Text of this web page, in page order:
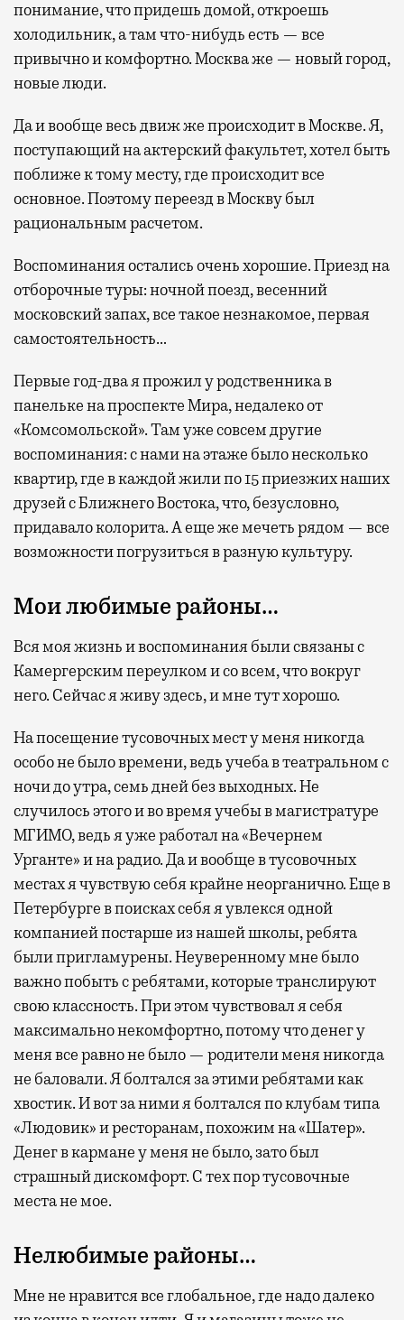
понимание, что придешь домой, откроешь
холодильник, а там что-нибудь есть — все
привычно и комфортно. Москва же — новый город,
новые люди.
Да и вообще весь движ же происходит в Москве. Я,
поступающий на актерский факультет, хотел быть
поближе к тому месту, где происходит все
основное. Поэтому переезд в Москву был
рациональным расчетом.
Воспоминания остались очень хорошие. Приезд на
отборочные туры: ночной поезд, весенний
московский запах, все такое незнакомое, первая
самостоятельность…
Первые год-два я прожил у родственника в
панельке на проспекте Мира, недалеко от
«Комсомольской». Там уже совсем другие
воспоминания: с нами на этаже было несколько
квартир, где в каждой жили по 15 приезжих наших
друзей с Ближнего Востока, что, безусловно,
придавало колорита. А еще же мечеть рядом — все
возможности погрузиться в разную культуру.
Мои любимые районы…
Вся моя жизнь и воспоминания были связаны с
Камергерским переулком и со всем, что вокруг
него. Сейчас я живу здесь, и мне тут хорошо.
На посещение тусовочных мест у меня никогда
особо не было времени, ведь учеба в театральном с
ночи до утра, семь дней без выходных. Не
случилось этого и во время учебы в магистратуре
МГИМО, ведь я уже работал на «Вечернем
Урганте» и на радио. Да и вообще в тусовочных
местах я чувствую себя крайне неорганично. Еще в
Петербурге в поисках себя я увлекся одной
компанией постарше из нашей школы, ребята
были пригламурены. Неуверенному мне было
важно побыть с ребятами, которые транслируют
свою классность. При этом чувствовал я себя
максимально некомфортно, потому что денег у
меня все равно не было — родители меня никогда
не баловали. Я болтался за этими ребятами как
хвостик. И вот за ними я болтался по клубам типа
«Людовик» и ресторанам, похожим на «Шатер».
Денег в кармане у меня не было, зато был
страшный дискомфорт. С тех пор тусовочные
места не мое.
Нелюбимые районы…
Мне не нравится все глобальное, где надо далеко